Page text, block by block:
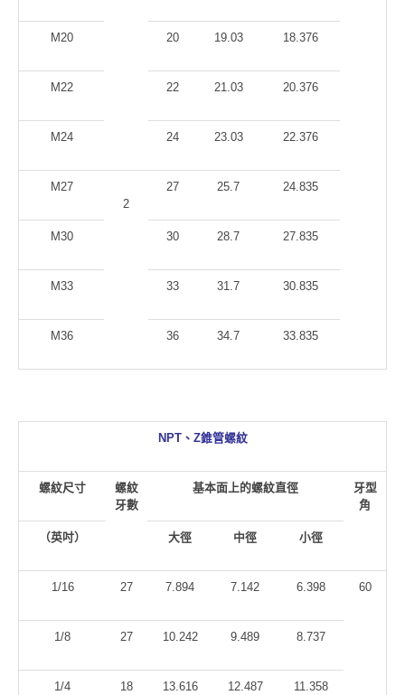
M20 20 19.03 18.376
M22 22 21.03 20.376
M24 24 23.03 22.376
M27
2
27 25.7 24.835
M30 30 28.7 27.835
M33 33 31.7 30.835
M36 36 34.7 33.835
NPT、Z錐管螺紋
螺紋尺寸
螺紋
牙數
基本面上的螺紋直徑
牙型
角
（英吋） 大徑 中徑 小徑
1/16 27 7.894 7.142 6.398 60
1/8 27 10.242 9.489 8.737
1/4 18 13.616 12.487 11.358